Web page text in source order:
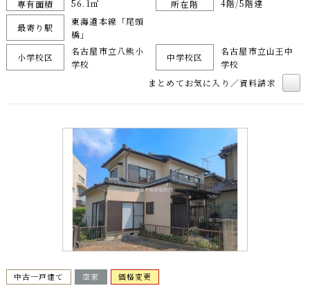
専有面積 56.1㎡ 所在階 4階/5階建
最寄り駅
東海道本線「尾頭
橋」
小学校区
名古屋市立八熊小
学校
中学校区
名古屋市立山王中
学校
まとめてお気に入り／資料請求
中古一戸建て 空家 価格変更